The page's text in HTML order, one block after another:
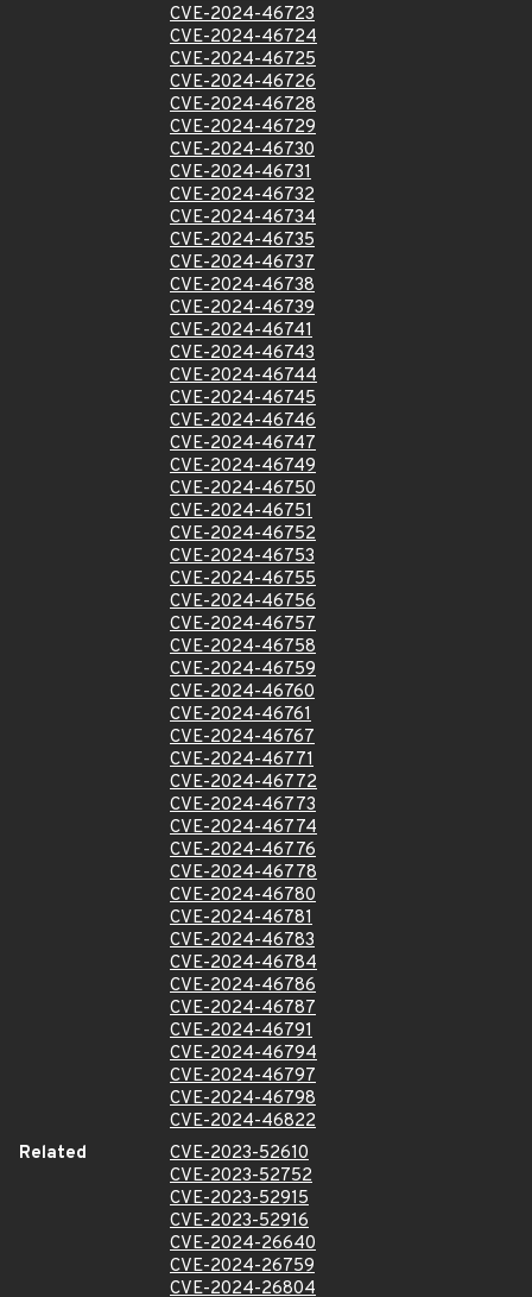
CVE-2024-46723
CVE-2024-46724
CVE-2024-46725
CVE-2024-46726
CVE-2024-46728
CVE-2024-46729
CVE-2024-46730
CVE-2024-46731
CVE-2024-46732
CVE-2024-46734
CVE-2024-46735
CVE-2024-46737
CVE-2024-46738
CVE-2024-46739
CVE-2024-46741
CVE-2024-46743
CVE-2024-46744
CVE-2024-46745
CVE-2024-46746
CVE-2024-46747
CVE-2024-46749
CVE-2024-46750
CVE-2024-46751
CVE-2024-46752
CVE-2024-46753
CVE-2024-46755
CVE-2024-46756
CVE-2024-46757
CVE-2024-46758
CVE-2024-46759
CVE-2024-46760
CVE-2024-46761
CVE-2024-46767
CVE-2024-46771
CVE-2024-46772
CVE-2024-46773
CVE-2024-46774
CVE-2024-46776
CVE-2024-46778
CVE-2024-46780
CVE-2024-46781
CVE-2024-46783
CVE-2024-46784
CVE-2024-46786
CVE-2024-46787
CVE-2024-46791
CVE-2024-46794
CVE-2024-46797
CVE-2024-46798
CVE-2024-46822
Related
CVE-2023-52610
CVE-2023-52752
CVE-2023-52915
CVE-2023-52916
CVE-2024-26640
CVE-2024-26759
CVE-2024-26804